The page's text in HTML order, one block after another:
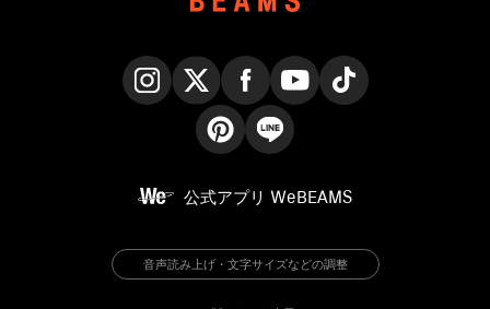
公式アプリ WeBEAMS
音声読み上げ・文字サイズなどの調整